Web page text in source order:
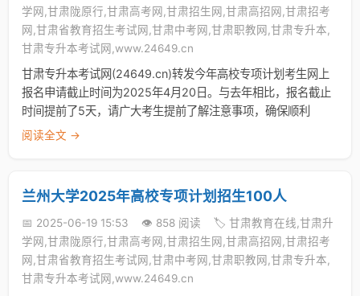
学网,甘肃陇原行,甘肃高考网,甘肃招生网,甘肃高招网,甘肃招考
网,甘肃省教育招生考试网,甘肃中考网,甘肃职教网,甘肃专升本,
甘肃专升本考试网,www.24649.cn
甘肃专升本考试网(24649.cn)转发今年高校专项计划考生网上
报名申请截止时间为2025年4月20日。与去年相比，报名截止
时间提前了5天，请广大考生提前了解注意事项，确保顺利
阅读全文 →
兰州大学2025年高校专项计划招生100人
📅 2025-06-19 15:53 👁️ 858 阅读
🏷️ 甘肃教育在线,甘肃升
学网,甘肃陇原行,甘肃高考网,甘肃招生网,甘肃高招网,甘肃招考
网,甘肃省教育招生考试网,甘肃中考网,甘肃职教网,甘肃专升本,
甘肃专升本考试网,www.24649.cn